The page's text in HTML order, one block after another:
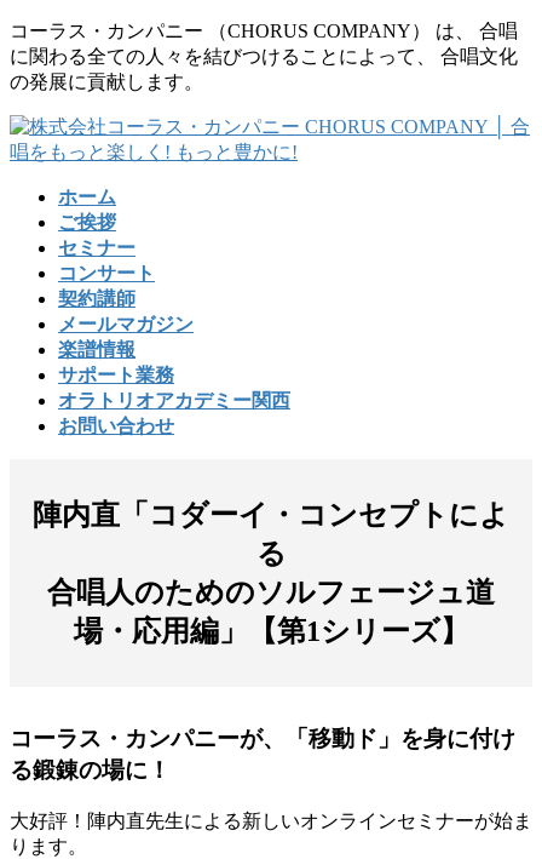
コ
ン
テ
ツ
に
ナ
ビ
ゲ
シ
ョ
コーラス・カンパニー （CHORUS COMPANY） は、 合唱
に関わる全ての人々を結びつけることによって、 合唱文化
の発展に貢献します。
ホーム
ご挨拶
セミナー
コンサート
契約講師
メールマガジン
楽譜情報
サポート業務
オラトリオアカデミー関西
お問い合わせ
陣内直「コダーイ・コンセプトによ
る
合唱人のためのソルフェージュ道
場・応用編」【第1シリーズ】
コーラス・カンパニーが、「移動ド」を身に付け
る鍛錬の場に！
大好評！陣内直先生による新しいオンラインセミナーが始ま
ります。